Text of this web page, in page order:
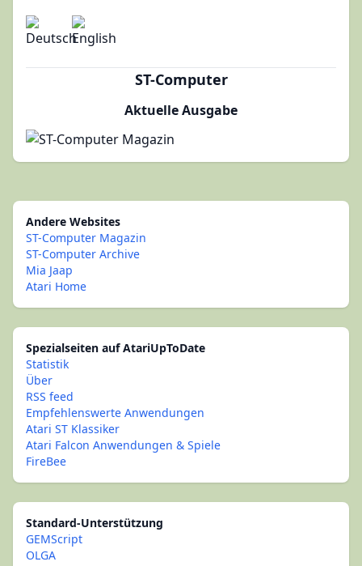
ST-Computer
Aktuelle Ausgabe
Andere Websites
ST-Computer Magazin
ST-Computer Archive
Mia Jaap
Atari Home
Spezialseiten auf AtariUpToDate
Statistik
Über
RSS feed
Empfehlenswerte Anwendungen
Atari ST Klassiker
Atari Falcon Anwendungen & Spiele
FireBee
Standard-Unterstützung
GEMScript
OLGA